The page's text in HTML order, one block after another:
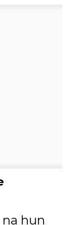
hun